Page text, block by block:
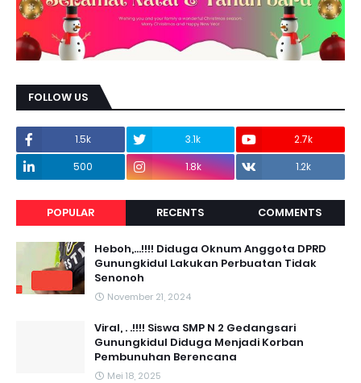
FOLLOW US
1.5k 3.1k
2.7k
500
1.8k 1.2k
POPULAR RECENTS COMMENTS
Heboh,...!!!! Diduga Oknum Anggota DPRD
Gunungkidul Lakukan Perbuatan Tidak
Senonoh
November 21, 2024
Viral, . .!!!! Siswa SMP N 2 Gedangsari
Gunungkidul Diduga Menjadi Korban
Pembunuhan Berencana
Mei 18, 2025